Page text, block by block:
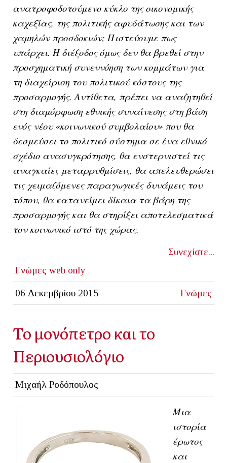
ανατροφοδοτούμενο κύκλο της οικονομικής
καχεξίας, της πολιτικής αφυδάτωσης και των
χαμηλών προσδοκιών; Πιστεύουμε πως
υπάρχει. Η διέξοδος όμως δεν θα βρεθεί στην
προσχηματική συνεννόηση των κομμάτων για
τη διαχείριση του πολιτικού κόστους της
προσαρμογής. Αντίθετα, πρέπει να αναζητηθεί
στη διαμόρφωση εθνικής συναίνεσης στη βάση
ενός νέου «κοινωνικού συμβολαίου» που θα
δεσμεύσει το πολιτικό σύστημα σε ένα εθνικό
σχέδιο ανασυγκρότησης, θα ενστερνιστεί τις
αναγκαίες μεταρρυθμίσεις, θα απελευθερώσει
τις χειμαζόμενες παραγωγικές δυνάμεις του
τόπου, θα κατανείμει δίκαια τα βάρη της
προσαρμογής και θα στηρίξει αποτελεσματικά
τον κοινωνικό ιστό της χώρας.
Συνεχίστε...
Γνώμες web only
06 Δεκεμβρίου 2015 Γνώμες
Το μονόπετρο και το
Περιουσιολόγιο
Μιχαήλ Ροδόπουλος
Μια
ιστορία
έρωτος
και